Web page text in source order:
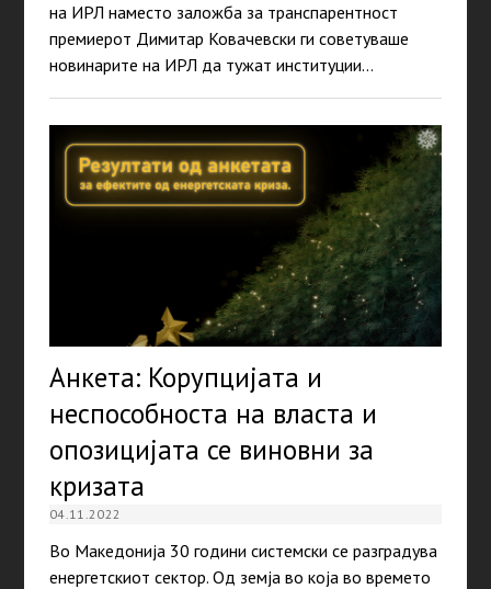
на ИРЛ наместо заложба за транспарентност
премиерот Димитар Ковачевски ги советуваше
новинарите на ИРЛ да тужат институции…
Анкета: Корупцијата и
неспособноста на власта и
опозицијата се виновни за
кризата
04.11.2022
Во Македонија 30 години системски се разградува
енергетскиот сектор. Од земја во која во времето